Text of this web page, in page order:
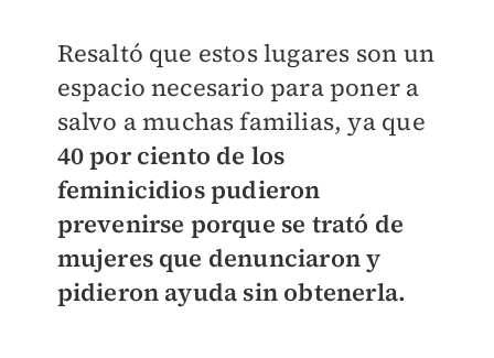
Resaltó que estos lugares son un
espacio necesario para poner a
salvo a muchas familias, ya que
40 por ciento de los
feminicidios pudieron
prevenirse porque se trató de
mujeres que denunciaron y
pidieron ayuda sin obtenerla.